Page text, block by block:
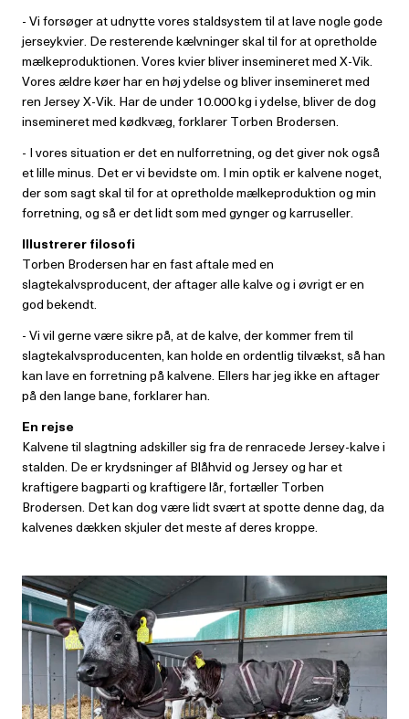
- Vi forsøger at udnytte vores staldsystem til at lave nogle gode
jerseykvier. De resterende kælvninger skal til for at opretholde
mælkeproduktionen. Vores kvier bliver insemineret med X-Vik.
Vores ældre køer har en høj ydelse og bliver insemineret med
ren Jersey X-Vik. Har de under 10.000 kg i ydelse, bliver de dog
insemineret med kødkvæg, forklarer Torben Brodersen.
- I vores situation er det en nulforretning, og det giver nok også
et lille minus. Det er vi bevidste om. I min optik er kalvene noget,
der som sagt skal til for at opretholde mælkeproduktion og min
forretning, og så er det lidt som med gynger og karruseller.
Illustrerer filosofi
Torben Brodersen har en fast aftale med en
slagtekalvsproducent, der aftager alle kalve og i øvrigt er en
god bekendt.
- Vi vil gerne være sikre på, at de kalve, der kommer frem til
slagtekalvsproducenten, kan holde en ordentlig tilvækst, så han
kan lave en forretning på kalvene. Ellers har jeg ikke en aftager
på den lange bane, forklarer han.
En rejse
Kalvene til slagtning adskiller sig fra de renracede Jersey-kalve i
stalden. De er krydsninger af Blåhvid og Jersey og har et
kraftigere bagparti og kraftigere lår, fortæller Torben
Brodersen. Det kan dog være lidt svært at spotte denne dag, da
kalvenes dækken skjuler det meste af deres kroppe.